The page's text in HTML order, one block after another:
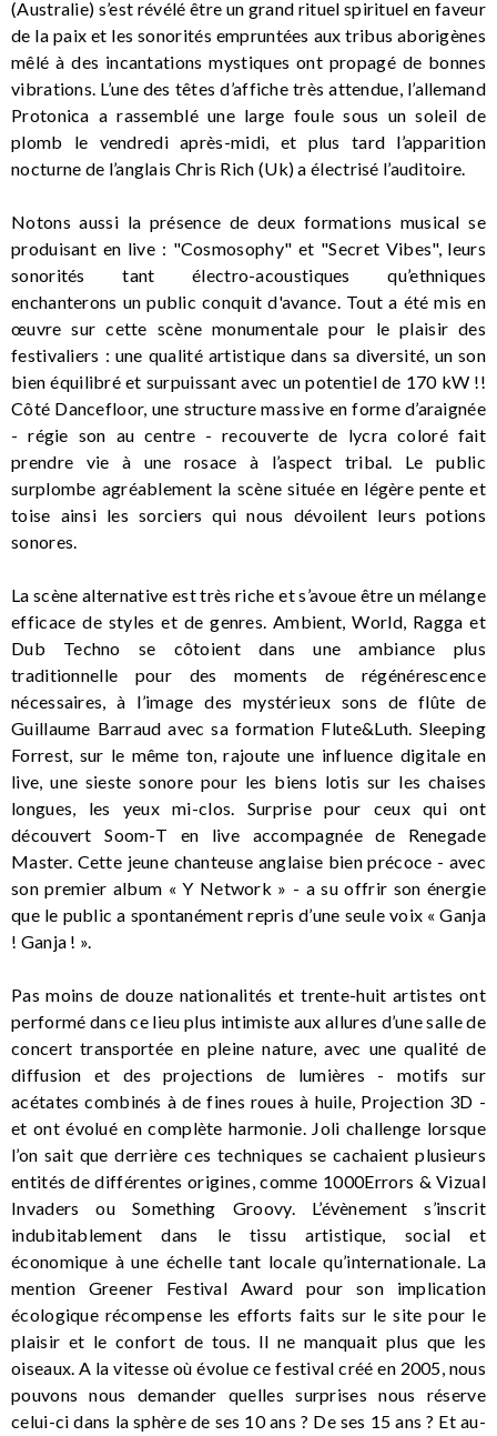
(Australie) s’est révélé être un grand rituel spirituel en faveur
de la paix et les sonorités empruntées aux tribus aborigènes
mêlé à des incantations mystiques ont propagé de bonnes
vibrations. L’une des têtes d’affiche très attendue, l’allemand
Protonica a rassemblé une large foule sous un soleil de
plomb le vendredi après-midi, et plus tard l’apparition
nocturne de l’anglais Chris Rich (Uk) a électrisé l’auditoire.
Notons aussi la présence de deux formations musical se
produisant en live : "Cosmosophy" et "Secret Vibes", leurs
sonorités tant électro-acoustiques qu’ethniques
enchanterons un public conquit d'avance. Tout a été mis en
œuvre sur cette scène monumentale pour le plaisir des
festivaliers : une qualité artistique dans sa diversité, un son
bien équilibré et surpuissant avec un potentiel de 170 kW !!
Côté Dancefloor, une structure massive en forme d’araignée
- régie son au centre - recouverte de lycra coloré fait
prendre vie à une rosace à l’aspect tribal. Le public
surplombe agréablement la scène située en légère pente et
toise ainsi les sorciers qui nous dévoilent leurs potions
sonores.
La scène alternative est très riche et s’avoue être un mélange
efficace de styles et de genres. Ambient, World, Ragga et
Dub Techno se côtoient dans une ambiance plus
traditionnelle pour des moments de régénérescence
nécessaires, à l’image des mystérieux sons de flûte de
Guillaume Barraud avec sa formation Flute&Luth. Sleeping
Forrest, sur le même ton, rajoute une influence digitale en
live, une sieste sonore pour les biens lotis sur les chaises
longues, les yeux mi-clos. Surprise pour ceux qui ont
découvert Soom-T en live accompagnée de Renegade
Master. Cette jeune chanteuse anglaise bien précoce - avec
son premier album « Y Network » - a su offrir son énergie
que le public a spontanément repris d’une seule voix « Ganja
! Ganja ! ».
Pas moins de douze nationalités et trente-huit artistes ont
performé dans ce lieu plus intimiste aux allures d’une salle de
concert transportée en pleine nature, avec une qualité de
diffusion et des projections de lumières - motifs sur
acétates combinés à de fines roues à huile, Projection 3D -
et ont évolué en complète harmonie. Joli challenge lorsque
l’on sait que derrière ces techniques se cachaient plusieurs
entités de différentes origines, comme 1000Errors & Vizual
Invaders ou Something Groovy. L’évènement s’inscrit
indubitablement dans le tissu artistique, social et
économique à une échelle tant locale qu’internationale. La
mention Greener Festival Award pour son implication
écologique récompense les efforts faits sur le site pour le
plaisir et le confort de tous. Il ne manquait plus que les
oiseaux. A la vitesse où évolue ce festival créé en 2005, nous
pouvons nous demander quelles surprises nous réserve
celui-ci dans la sphère de ses 10 ans ? De ses 15 ans ? Et au-